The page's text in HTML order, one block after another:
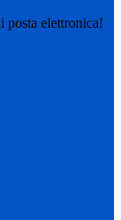
posta elettronica!